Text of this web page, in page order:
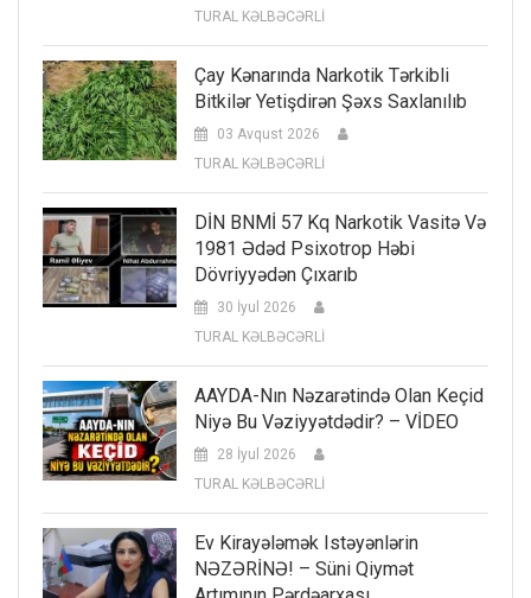
TURAL KƏLBƏCƏRLİ
Çay Kənarında Narkotik Tərkibli
Bitkilər Yetişdirən Şəxs Saxlanılıb
03 Avqust 2026
TURAL KƏLBƏCƏRLİ
DİN BNMİ 57 Kq Narkotik Vasitə Və
1981 Ədəd Psixotrop Həbi
Dövriyyədən Çıxarıb
30 İyul 2026
TURAL KƏLBƏCƏRLİ
AAYDA-Nın Nəzarətində Olan Keçid
Niyə Bu Vəziyyətdədir? – VİDEO
28 İyul 2026
TURAL KƏLBƏCƏRLİ
Ev Kirayələmək Istəyənlərin
NƏZƏRİNƏ! – Süni Qiymət